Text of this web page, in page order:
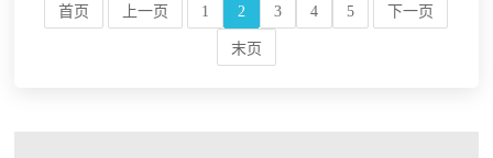
首页 上一页 1 2 3 4 5 下一页
末页